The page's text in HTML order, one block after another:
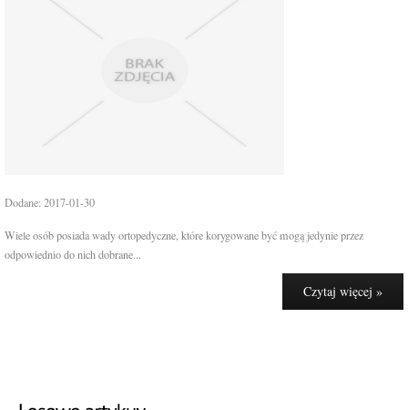
Dodane: 2017-01-30
Wiele osób posiada wady ortopedyczne, które korygowane być mogą jedynie przez
odpowiednio do nich dobrane...
Czytaj więcej »